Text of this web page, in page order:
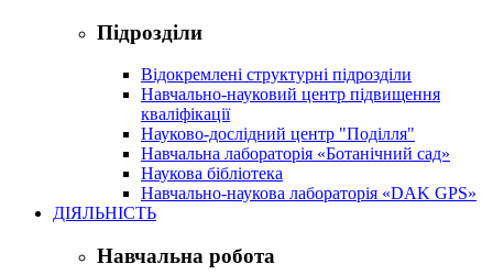
Підрозділи
Відокремлені структурні підрозділи
Навчально-науковий центр підвищення
кваліфікації
Науково-дослідний центр "Поділля"
Навчальна лабораторія «Ботанічний сад»
Наукова бібліотека
Навчально-наукова лабораторія «DAK GPS»
ДІЯЛЬНІСТЬ
Навчальна робота